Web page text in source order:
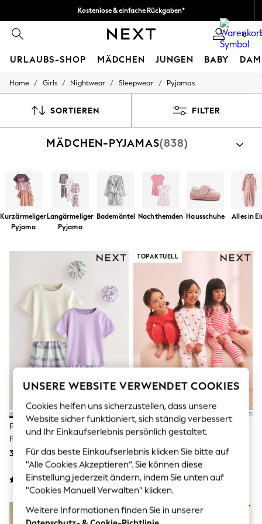
Kostenlose & einfache Rückgaben*
0
URLAUBS-SHOP MÄDCHEN JUNGEN BABY
HOLIDAY SHOP
All Swimwear
Beach Dresses & Kaftans
Sliders
Jumpsuits & Playsuits
Linen Collection
Sandals
Shorts
Trousers
T-Shirts & Vests
Men's Holiday Shop
All Swimwear
Accessories
Bags & Luggage
Footwear
Hats
Linen Collection
Loafers
Polo Shirts
Sandals & Flipflops
Shorts
Vests
Boys Holiday Shop
All Swimwear
Sun Hats & Caps
Polo Shirts
Rash Vests
Sandals & Sliders
Shorts
Sunsafe Swimwear
Home / Girls / Nightwear / Sleepwear / Pyjamas
SORTIEREN FILTER
MÄDCHEN-PYJAMAS(838)
Kurzärmeliger
Pyjama
Langärmeliger
Pyjama
Bademäntel Nachthemden Hausschuhe Alles in
Flieder-Violett - Gewebte
Pyjama-Hose Im 2er-Pack (3-
16J.)
33 € - 43 €
TOPAKTUELL
Rot/Ecru - Kuschelpyjamas Im
3er-Pack (9 M.–12 J.)
36 € - 47 €
TOPAKTUELL
UNSERE WEBSITE VERWENDET COOKIES
Cookies helfen uns sicherzustellen, dass unsere
Website sicher funktioniert, sich ständig verbessert
und Ihr Einkaufserlebnis persönlich gestaltet.
Für das beste Einkaufserlebnis klicken Sie bitte auf
"Alle Cookies Akzeptieren“. Sie können diese
Einstellung jederzeit ändern, indem Sie unten auf
"Cookies Manuell Verwalten" klicken.
Weitere Informationen finden Sie in unserer